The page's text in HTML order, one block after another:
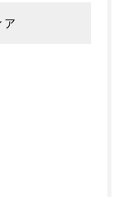
ア